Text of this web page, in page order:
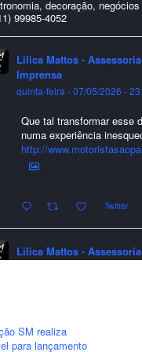
decoração,
99985-4052
Lilica Mattos -
Imprensa
quinta-feira - 07/05/2026 -
Que tal transformar esse
numa experiência
http://
Twitter
Lilica Mattos -
excelente Natal e um 2026
conquistas e realizações
SM realiza
para lançamento